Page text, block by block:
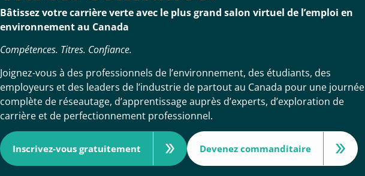
Bâtissez votre carrière verte avec le plus grand salon virtuel de l’emploi en
environnement au Canada
Compétences. Titres. Confiance.
Joignez-vous à des professionnels de l’environnement, des étudiants, des
employeurs et des leaders de l’industrie de partout au Canada pour une journée
complète de réseautage, d’apprentissage auprès d’experts, d’exploration de
carrière et de perfectionnement professionnel.
Inscrivez-vous gratuitement Devenez commanditaire